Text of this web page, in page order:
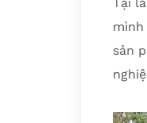
mình
sản